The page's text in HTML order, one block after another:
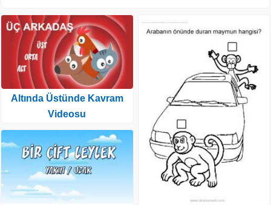
Altında Üstünde Kavram
Videosu